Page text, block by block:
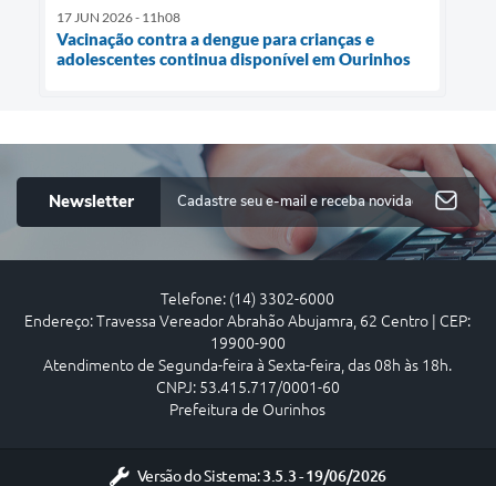
17 JUN 2026 - 11h08
Vacinação contra a dengue para crianças e
adolescentes continua disponível em Ourinhos
Newsletter
Telefone: (14) 3302-6000
Endereço: Travessa Vereador Abrahão Abujamra, 62 Centro | CEP:
19900-900
Atendimento de Segunda-feira à Sexta-feira, das 08h às 18h.
CNPJ: 53.415.717/0001-60
Prefeitura de Ourinhos
Versão do Sistema:3.5.3 - 19/06/2026